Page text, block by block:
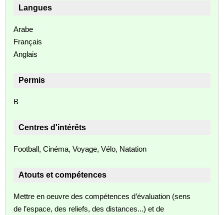
Langues
Arabe
Français
Anglais
Permis
B
Centres d'intérêts
Football, Cinéma, Voyage, Vélo, Natation
Atouts et compétences
Mettre en oeuvre des compétences d’évaluation (sens
de l’espace, des reliefs, des distances...) et de